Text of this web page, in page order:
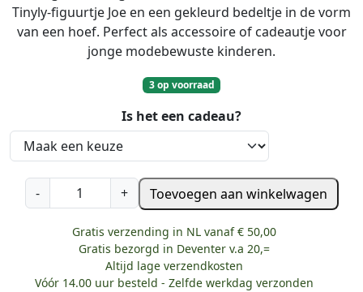
Tinyly-figuurtje Joe en een gekleurd bedeltje in de vorm
van een hoef. Perfect als accessoire of cadeautje voor
jonge modebewuste kinderen.
3 op voorraad
Is het een cadeau?
-
j
+ Toevoegen aan winkelwagen
Gratis verzending in NL vanaf € 50,00
Gratis bezorgd in Deventer v.a 20,=
Altijd lage verzendkosten
Vóór 14.00 uur besteld - Zelfde werkdag verzonden